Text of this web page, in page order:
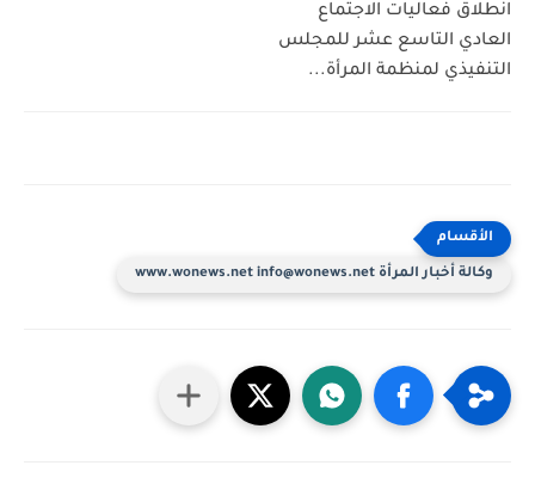
انطلاق فعاليات الاجتماع
العادي التاسع عشر للمجلس
التنفيذي لمنظمة المرأة...
وكالة أخبار المرأة www.wonews.net info@wonews.net